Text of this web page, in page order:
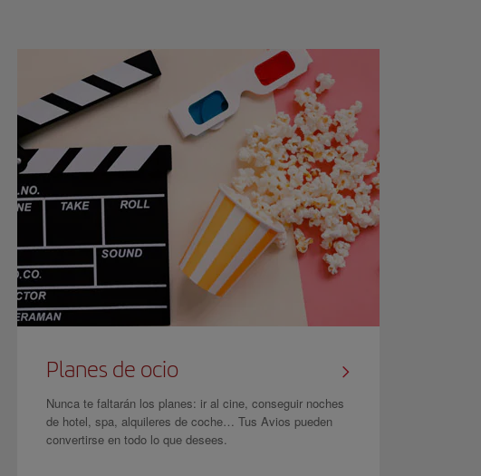
Planes de ocio
Nunca te faltarán los planes: ir al cine, conseguir noches
de hotel, spa, alquileres de coche… Tus Avios pueden
convertirse en todo lo que desees.